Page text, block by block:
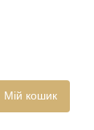
Мій кошик